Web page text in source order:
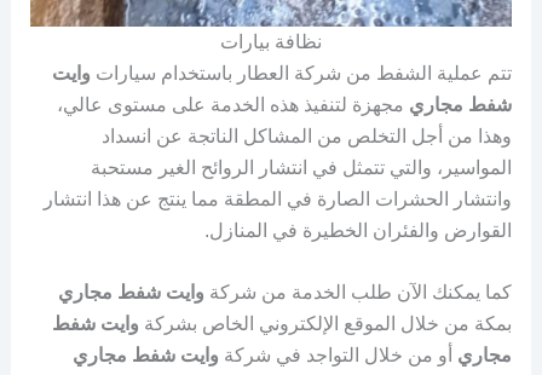
نظافة بيارات
تتم عملية الشفط من شركة العطار باستخدام سيارات وايت
شفط مجاري مجهزة لتنفيذ هذه الخدمة على مستوى عالي،
وهذا من أجل التخلص من المشاكل الناتجة عن انسداد
المواسير، والتي تتمثل في انتشار الروائح الغير مستحبة
وانتشار الحشرات الصارة في المطقة مما ينتج عن هذا انتشار
القوارض والفئران الخطيرة في المنازل.
كما يمكنك الآن طلب الخدمة من شركة وايت شفط مجاري
بمكة من خلال الموقع الإلكتروني الخاص بشركة وايت شفط
مجاري أو من خلال التواجد في شركة وايت شفط مجاري